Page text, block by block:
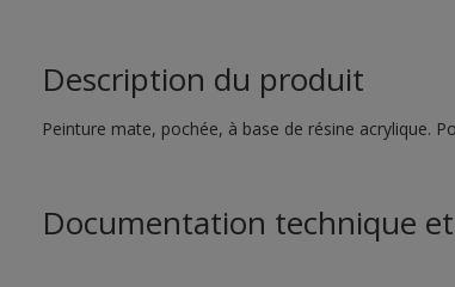
Description du produit
Peinture mate, pochée, à base de résine acrylique.
Documentation technique